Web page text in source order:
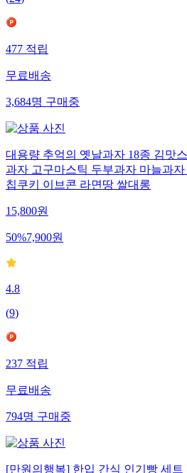
(24)
477적립
무료배송
3,684명구매중
대용량 추억의 옛날과자 18종 김맛
과자 고구마스틱 두부과자 마늘과
칩쿠키 이브콘 라면땅 쌀대롱
15,800원
50%7,900원
4.8
(9)
237적립
무료배송
794명구매중